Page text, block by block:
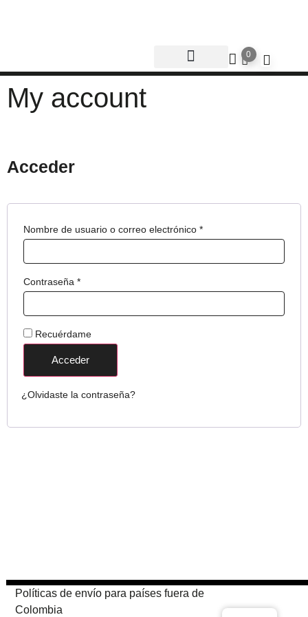
0
My account
Acceder
Nombre de usuario o correo electrónico *
Contraseña *
Recuérdame
Acceder
¿Olvidaste la contraseña?
Políticas de envío para países fuera de
Colombia